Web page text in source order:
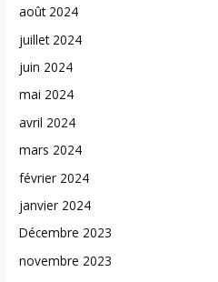
août 2024
juillet 2024
juin 2024
mai 2024
avril 2024
mars 2024
février 2024
janvier 2024
Décembre 2023
novembre 2023